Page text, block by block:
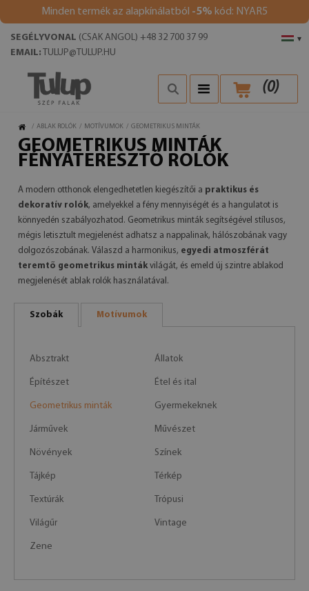
Minden termék az alapkínálatból -5% kód: NYAR5
▾
SEGÉLYVONAL (CSAK ANGOL) +48 32 700 37 99
EMAIL: TULUP@TULUP.HU
(0)
/ ABLAK ROLÓK / MOTÍVUMOK / GEOMETRIKUS MINTÁK
GEOMETRIKUS MINTÁK
FÉNYÁTERESZTŐ ROLÓK
A modern otthonok elengedhetetlen kiegészítői a praktikus és
dekoratív rolók, amelyekkel a fény mennyiségét és a hangulatot is
könnyedén szabályozhatod. Geometrikus minták segítségével stílusos,
mégis letisztult megjelenést adhatsz a nappalinak, hálószobának vagy
dolgozószobának. Válaszd a harmonikus, egyedi atmoszférát
teremtő geometrikus minták világát, és emeld új szintre ablakod
megjelenését ablak rolók használatával.
Szobák Motívumok
Absztrakt Állatok
Építészet Étel és ital
Geometrikus minták Gyermekeknek
Járművek Művészet
Növények Színek
Tájkép Térkép
Textúrák Trópusi
Világűr Vintage
Zene